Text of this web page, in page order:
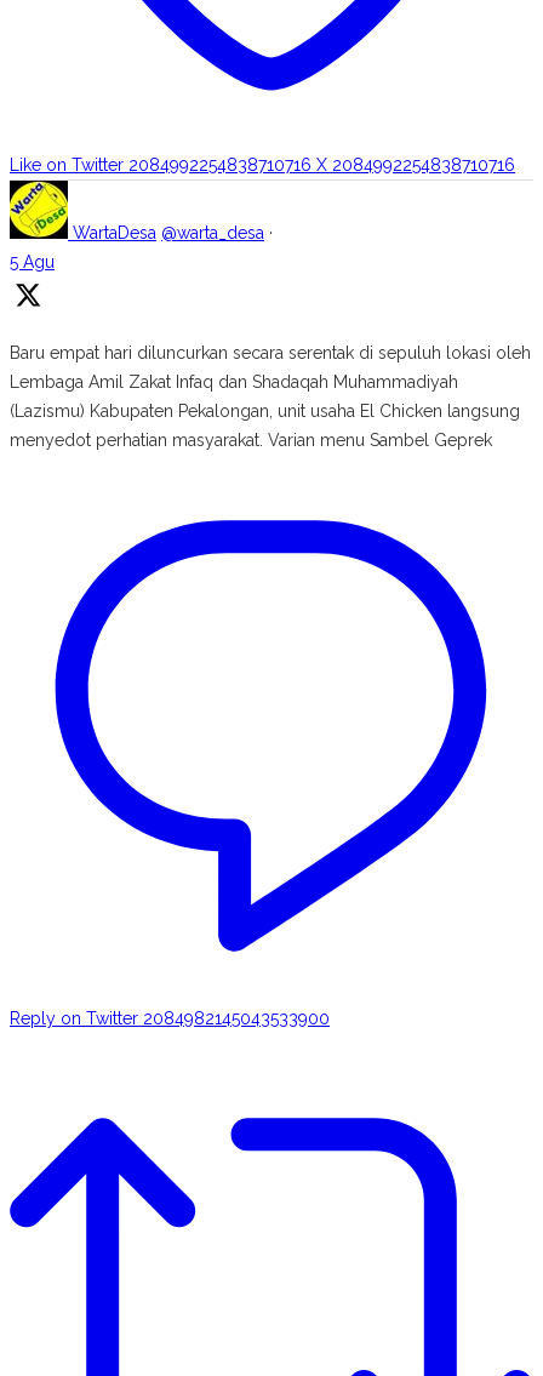
Like on Twitter 2084992254838710716 X 2084992254838710716
WartaDesa @warta_desa ·
5 Agu
Baru empat hari diluncurkan secara serentak di sepuluh lokasi oleh
Lembaga Amil Zakat Infaq dan Shadaqah Muhammadiyah
(Lazismu) Kabupaten Pekalongan, unit usaha El Chicken langsung
menyedot perhatian masyarakat. Varian menu Sambel Geprek
Reply on Twitter 2084982145043533900